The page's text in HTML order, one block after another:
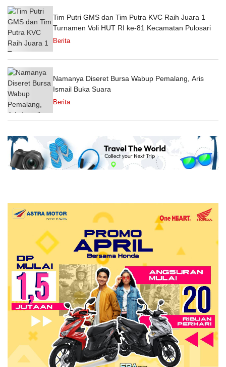
Tim Putri GMS dan Tim Putra KVC Raih Juara 1
Turnamen Voli HUT RI ke-81 Kecamatan Pulosari
Berita
Namanya Diseret Bursa Wabup Pemalang, Aris
Ismail Buka Suara
Berita